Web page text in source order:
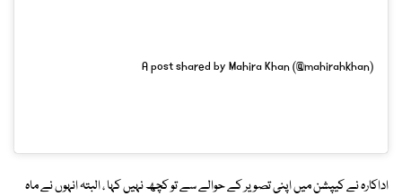
A post shared by Mahira Khan (@mahirahkhan)
اداکارہ نے کیپشن میں اپنی تصویر کے حوالے سے تو کچھ نہیں کہا ، البتہ انہوں نے ماہ